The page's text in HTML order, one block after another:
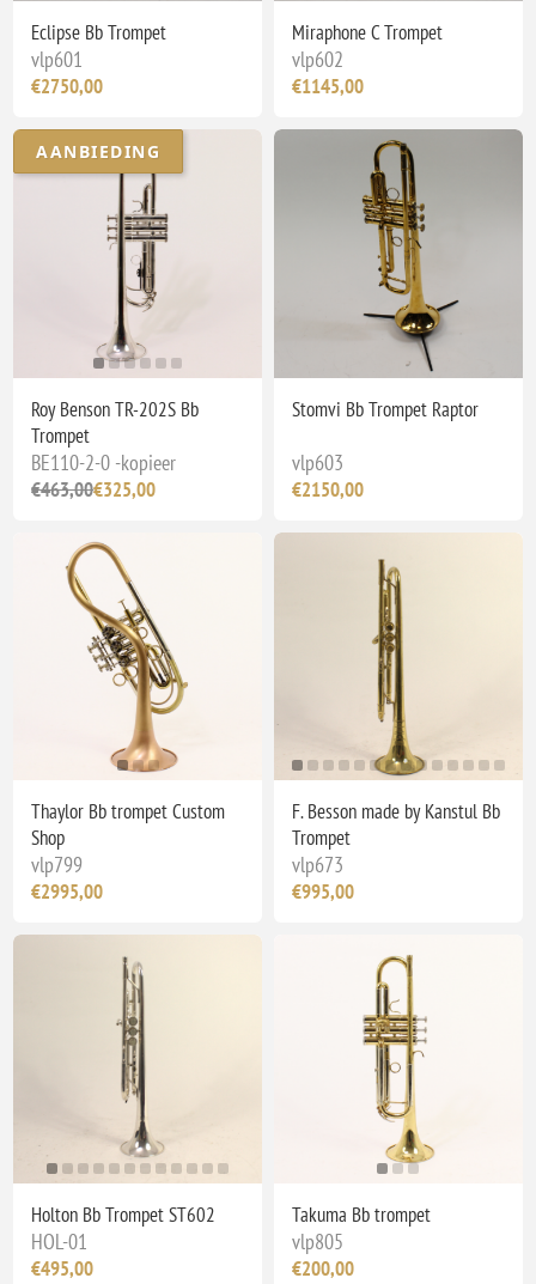
Eclipse Bb Trompet
vlp601
€2750,00
Miraphone C Trompet
vlp602
€1145,00
AANBIEDING
Roy Benson TR-202S Bb
Trompet
BE110-2-0 -kopieer
€463,00€325,00
Stomvi Bb Trompet Raptor
vlp603
€2150,00
Thaylor Bb trompet Custom
Shop
vlp799
€2995,00
F. Besson made by Kanstul Bb
Trompet
vlp673
€995,00
Holton Bb Trompet ST602
HOL-01
€495,00
Takuma Bb trompet
vlp805
€200,00